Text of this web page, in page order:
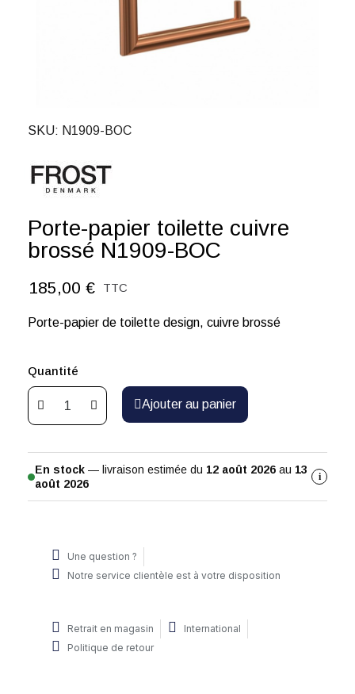
SKU N1909-BOC
Porte-papier toilette cuivre
brossé N1909-BOC
185,00 € TTC
Porte-papier de toilette design, cuivre brossé
Quantité
Ajouter au panier
En stock — livraison estimée du 12 août 2026 au 13
août 2026
i
Une question ?
Notre service clientèle est à votre disposition
Retrait en magasin
International
Politique de retour